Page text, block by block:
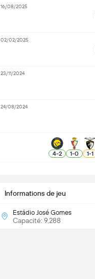
Informations de jeu
Estádio José Gomes
Capacité: 9,288
16/08/2025
02/02/2025
23/11/2024
24/08/2024
4-2 1-0 1-1